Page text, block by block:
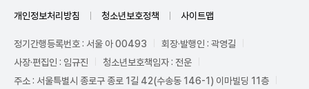
개인정보처리방침 청소년보호정책 사이트맵
정기간행등록번호 : 서울 아 00493
회장·발행인 : 곽영길
사장·편집인 : 임규진
청소년보호책임자 : 전운
주소 : 서울특별시 종로구 종로 1길 42(수송동 146-1) 이마빌딩 11층